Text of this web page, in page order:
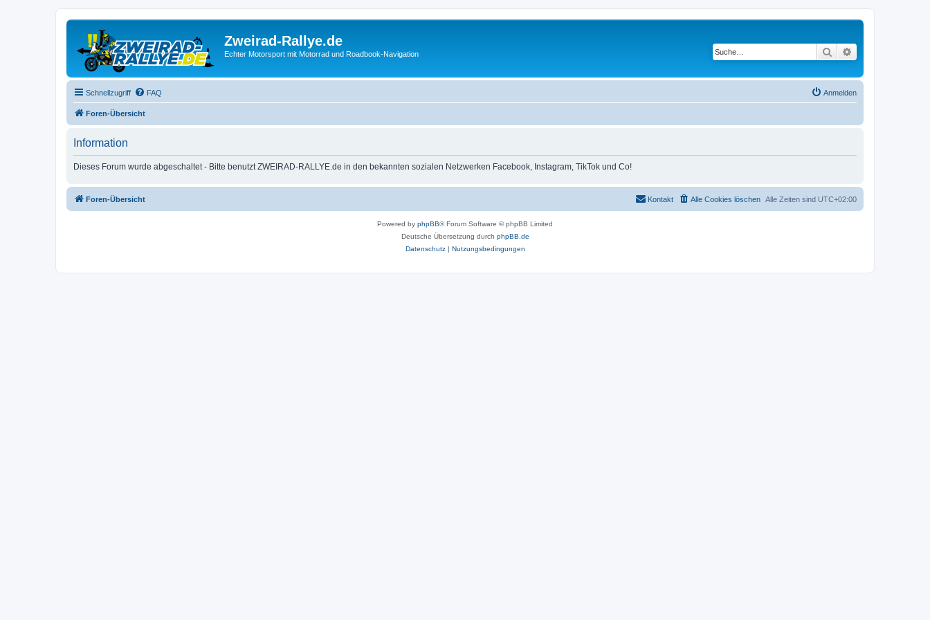
Zweirad-Rallye.de
Echter Motorsport mit Motorrad und Roadbook-Navigation Suche
Schnellzugriff FAQ Anmelden
Foren-Übersicht
Information
Dieses Forum wurde abgeschaltet - Bitte benutzt ZWEIRAD-RALLYE.de in den bekannten sozialen Netzwerken Facebook, Instagram, TikTok und Co!
Foren-Übersicht Alle Zeiten sind UTC+02:00
Alle Cookies löschen
Kontakt
Powered by phpBB® Forum Software © phpBB Limited
Deutsche Übersetzung durch phpBB.de
Datenschutz| Nutzungsbedingungen